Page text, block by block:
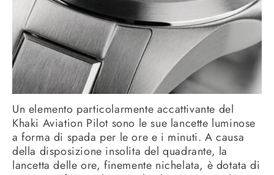
Un elemento particolarmente accattivante del
Khaki Aviation Pilot sono le sue lancette luminose
a forma di spada per le ore e i minuti. A causa
della disposizione insolita del quadrante, la
lancetta delle ore, finemente nichelata, è dotata di